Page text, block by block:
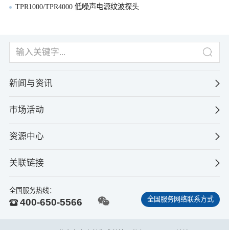
TPR1000/TPR4000 低噪声电源纹波探头
新闻与资讯
市场活动
资源中心
关联链接
全国服务热线：
400-650-5566 全国服务网络联系方式